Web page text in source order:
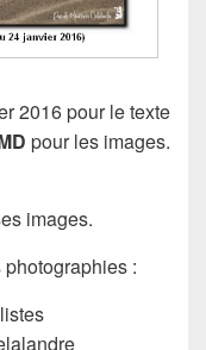
2016 pour le texte
pour les images.
images.
photographies :